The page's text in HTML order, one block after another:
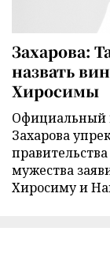
Захарова:
назвать
Хиросимы
Официальный
Захарова
мужества
Хиросиму и